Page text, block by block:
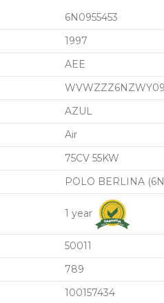
6N0955453
1997
AEE
AZUL
Air
75CV 55KW
POLO BERLINA
1 year
50011
789
100157434